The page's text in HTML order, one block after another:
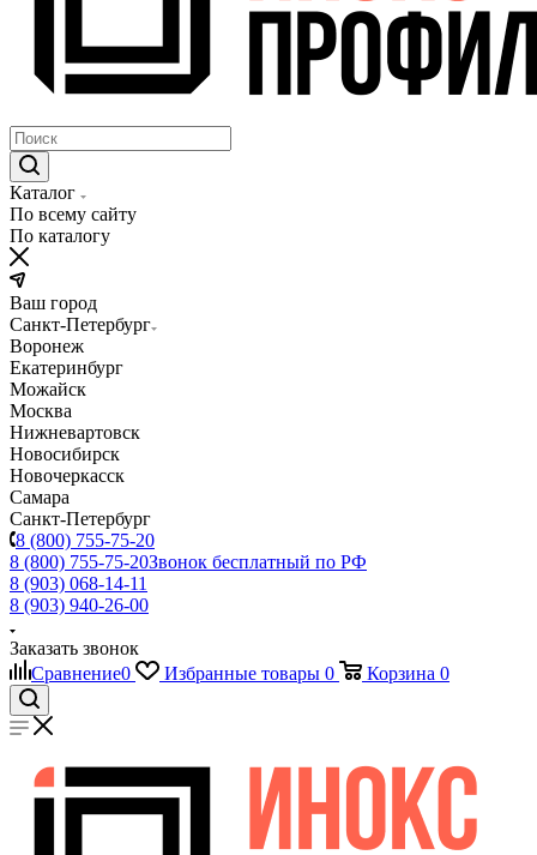
Каталог
По всему сайту
По каталогу
Ваш город
Санкт-Петербург
Воронеж
Екатеринбург
Можайск
Москва
Нижневартовск
Новосибирск
Новочеркасск
Самара
Санкт-Петербург
8 (800) 755-75-20
8 (800) 755-75-20Звонок бесплатный по РФ
8 (903) 068-14-11
8 (903) 940-26-00
Заказать звонок
Сравнение0 Избранные товары 0 Корзина 0